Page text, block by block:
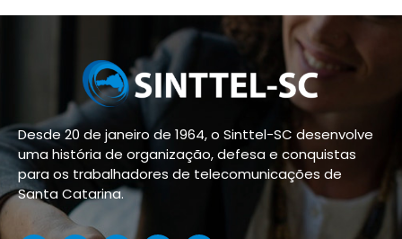
Desde 20 de janeiro de 1964, o Sinttel-SC desenvolve
uma história de organização, defesa e conquistas
para os trabalhadores de telecomunicações de
Santa Catarina.